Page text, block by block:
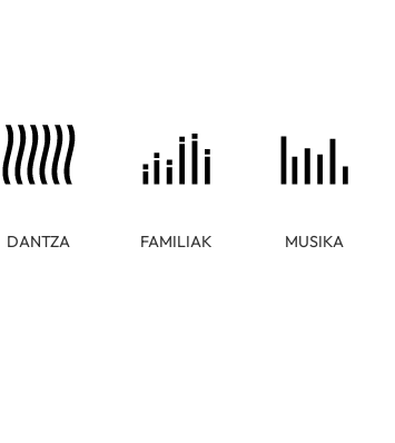
DANTZA FAMILIAK MUSIKA